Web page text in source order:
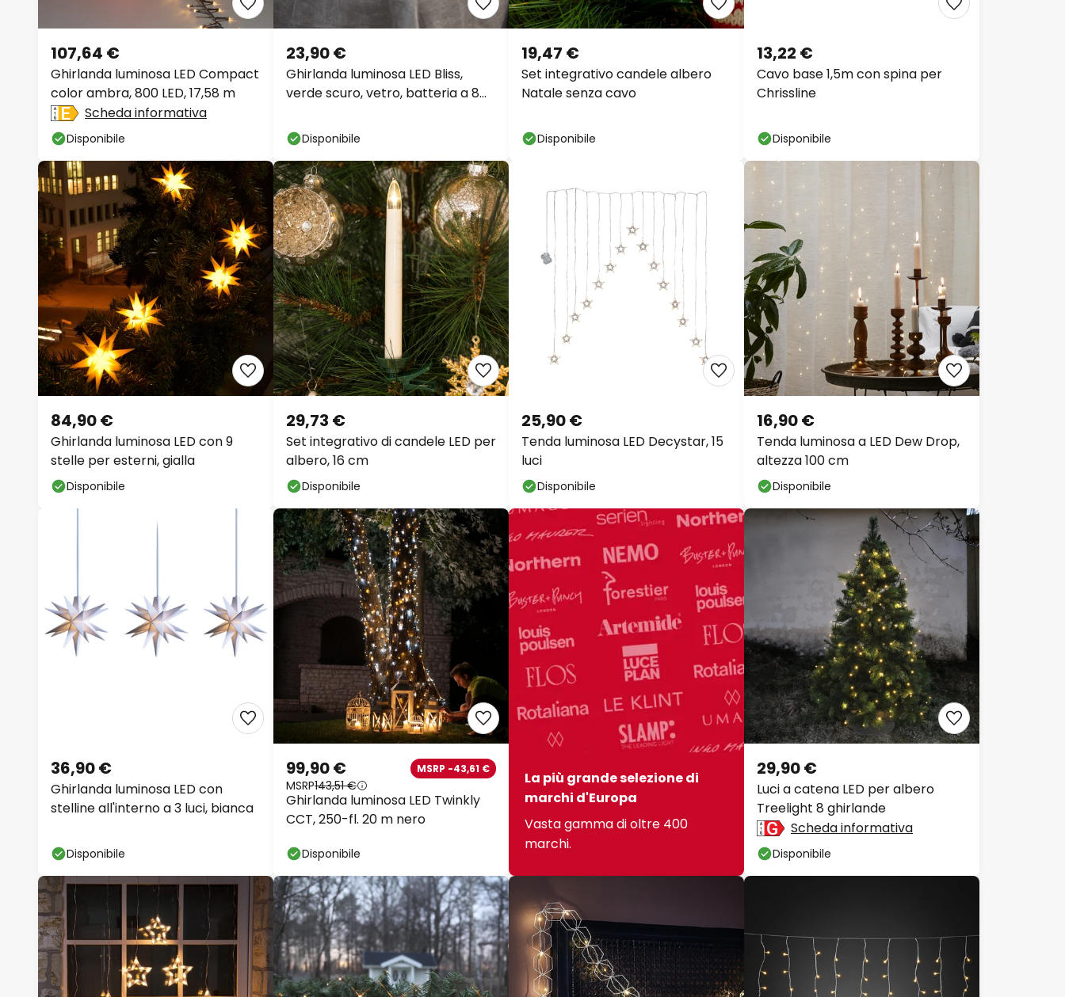
Ghirlanda luminosa LED Compact
color ambra, 800 LED, 17,58 m
107,64 €
Scheda informativa
Disponibile
Ghirlanda luminosa LED Bliss,
verde scuro, vetro, batteria a 8
23,90 €
Disponibile
Set integrativo candele albero
Natale senza cavo
19,47 €
Disponibile
Cavo base 1,5m con spina per
Chrissline
13,22 €
Disponibile
Ghirlanda luminosa LED con 9
stelle per esterni, gialla
84,90 €
Disponibile
Set integrativo di candele LED per
albero, 16 cm
29,73 €
Disponibile
Tenda luminosa LED Decystar, 15
luci
25,90 €
Disponibile
Tenda luminosa a LED Dew Drop,
altezza 100 cm
16,90 €
Disponibile
Ghirlanda luminosa LED con
stelline all'interno a 3 luci, bianca
36,90 €
Disponibile
Ghirlanda luminosa LED Twinkly
CCT, 250-fl. 20 m nero
99,90 € MSRP -43,61 €
MSRP143,51 €
Disponibile
La più grande selezione di
marchi d'Europa
Vasta gamma di oltre 400
marchi.
Luci a catena LED per albero
Treelight 8 ghirlande
29,90 €
Scheda informativa
Disponibile